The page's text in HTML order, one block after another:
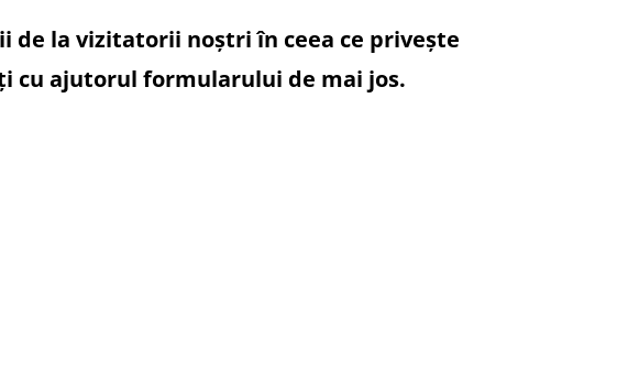
de la vizitatorii noștri în ceea ce privește
cu ajutorul formularului de mai jos.